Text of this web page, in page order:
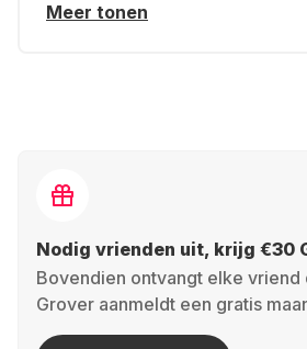
Meer tonen
Nodig vrienden uit, krijg €30
Bovendien ontvangt elke vriend
Grover aanmeldt een gratis